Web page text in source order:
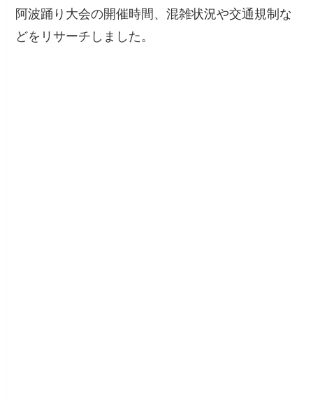
阿波踊り大会の開催時間、混雑状況や交通規制な
どをリサーチしました。